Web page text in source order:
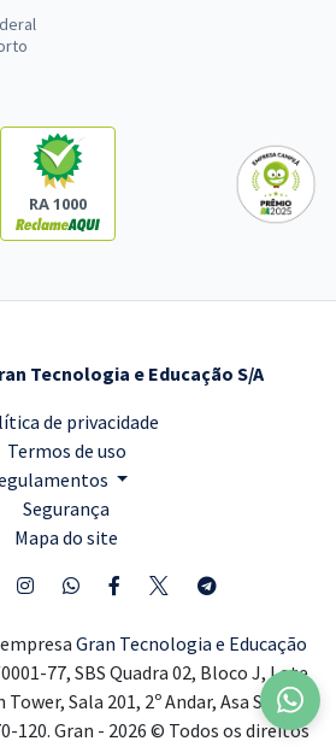
RA 1000
Tecnologia e Educação S/A
de privacidade
Termos de uso
Segurança
Mapa do site
Gran Tecnologia e Educação
77, SBS Quadra 02, Bloco J, Lote
Sala 201, 2º Andar, Asa Sul,
120. Gran - 2026 © Todos os direitos